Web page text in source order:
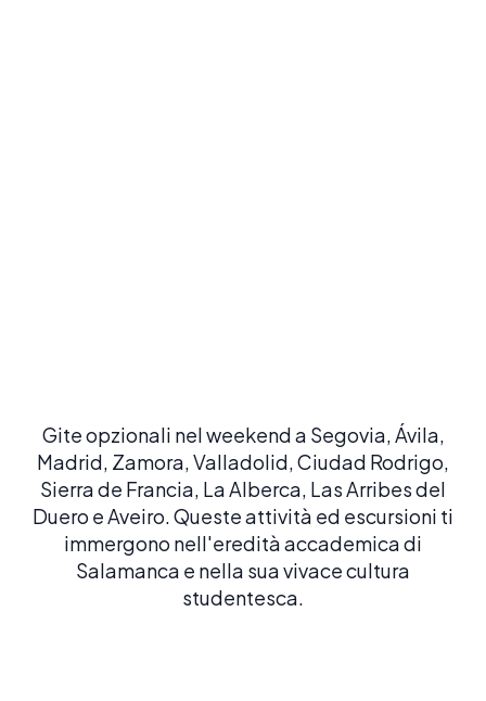
Gite opzionali nel weekend a Segovia, Ávila,
Madrid, Zamora, Valladolid, Ciudad Rodrigo,
Sierra de Francia, La Alberca, Las Arribes del
Duero e Aveiro. Queste attività ed escursioni ti
immergono nell'eredità accademica di
Salamanca e nella sua vivace cultura
studentesca.